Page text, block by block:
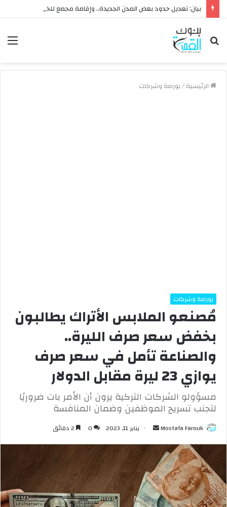
بحث
عن
الرئيسية/بورصة وشركات
بورصة وشركات
مُصنعو الملابس الأتراك يطالبون
بخفض سعر صرف الليرة..
والصناعة تأمل في سعر صرف
يوازي 23 ليرة مقابل الدولار
مسؤولو الشركات التركية يرون أن الأمر بات ضروريًا
لتجنب تسريح الموظفين وضمان المنافسة
Mostafa Farouk
ب
ر
ي
يناير 11, 2023 0